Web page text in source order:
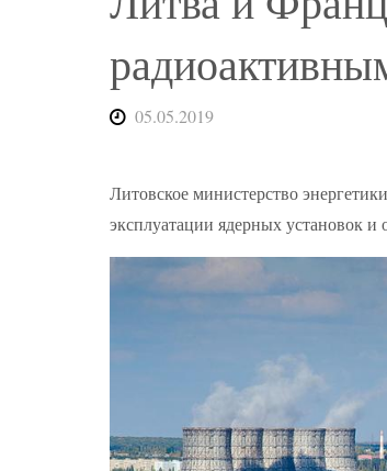
05.05.2019
Литовское министерство
эксплуатации ядерных установок